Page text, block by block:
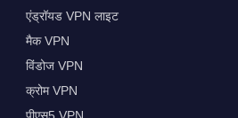
एंड्रॉयड VPN लाइट
मैक VPN
विंडोज VPN
क्रोम VPN